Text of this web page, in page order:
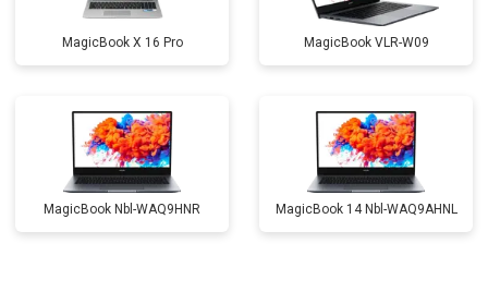
MagicBook X 16 Pro MagicBook VLR-W09
MagicBook Nbl-WAQ9HNR MagicBook 14 Nbl-WAQ9AHNL